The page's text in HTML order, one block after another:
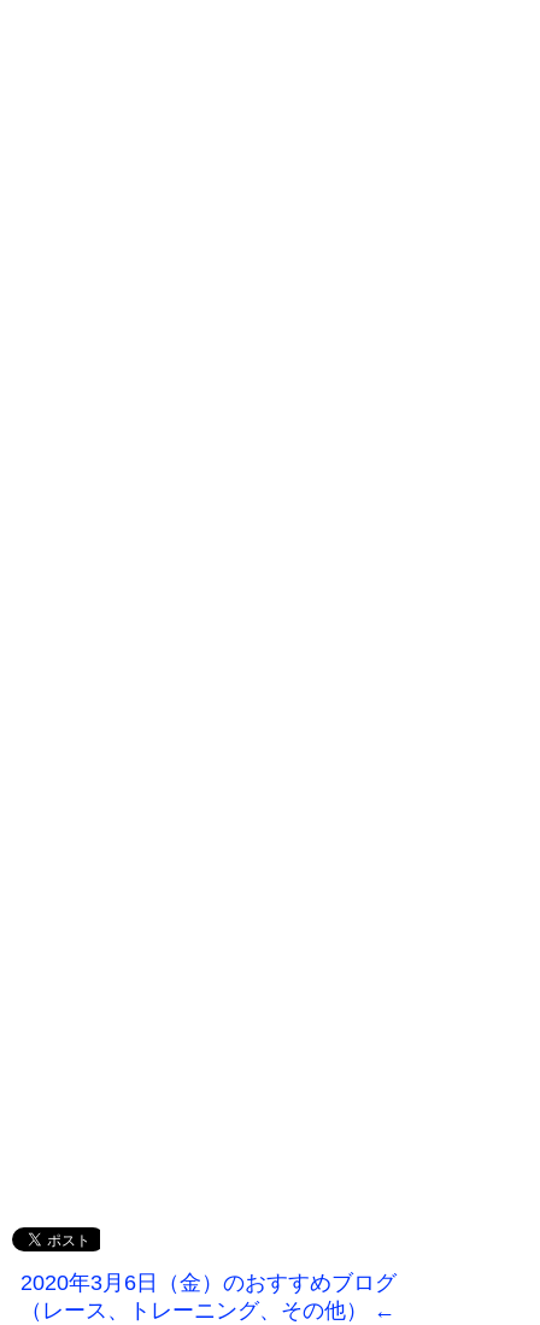
2020年3月6日（金）のおすすめブログ
（レース、トレーニング、その他） ←